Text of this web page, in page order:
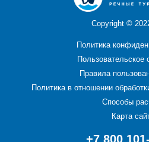
Copyright ©
Политика
Пользовательское
Правила
Политика в отношении
Способы
Карта
+7 800